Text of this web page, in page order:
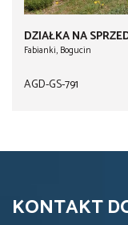
DZIAŁKA NA
Fabianki, Bogucin
AGD-GS-791
KONTAKT